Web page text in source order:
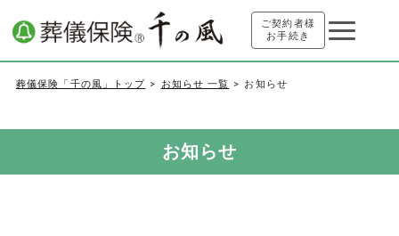
ご契約者様
お手続き
葬儀保険「千の風」トップ お知らせ 一覧 お知らせ
お知らせ